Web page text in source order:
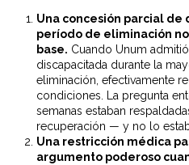
Una concesión parcial
período de eliminación
base. Cuando Unum
discapacitada durante la
eliminación, efectivamente
condiciones. La pregunta
semanas estaban
recuperación — y no lo
Una restricción médica
argumento poderoso